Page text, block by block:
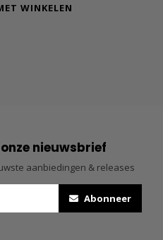
WINKELEN
nieuwsbrief
aanbiedingen & releases
Abonneer